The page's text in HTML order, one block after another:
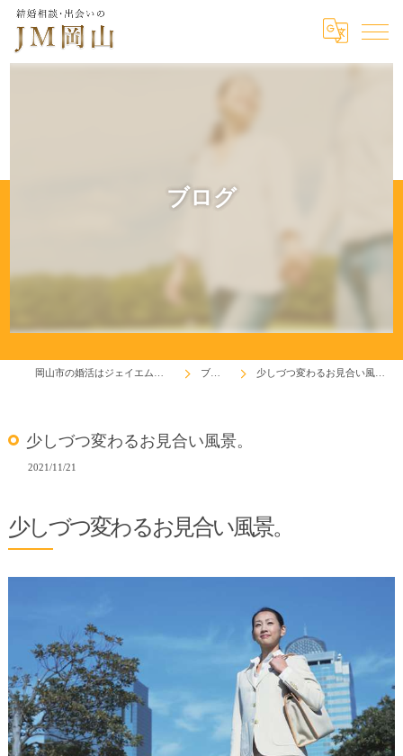
ブログ
ブログ 少しづつ変わるお見合い風景。
少しづつ変わるお見合い風景。
2021/11/21
少しづつ変わるお見合い風景。